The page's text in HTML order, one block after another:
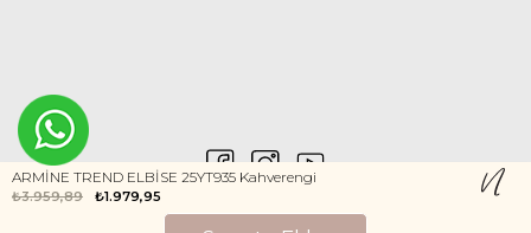
ARMİNE TREND ELBİSE 25YT935 Kahverengi
₺3.959,89 ₺1.979,95